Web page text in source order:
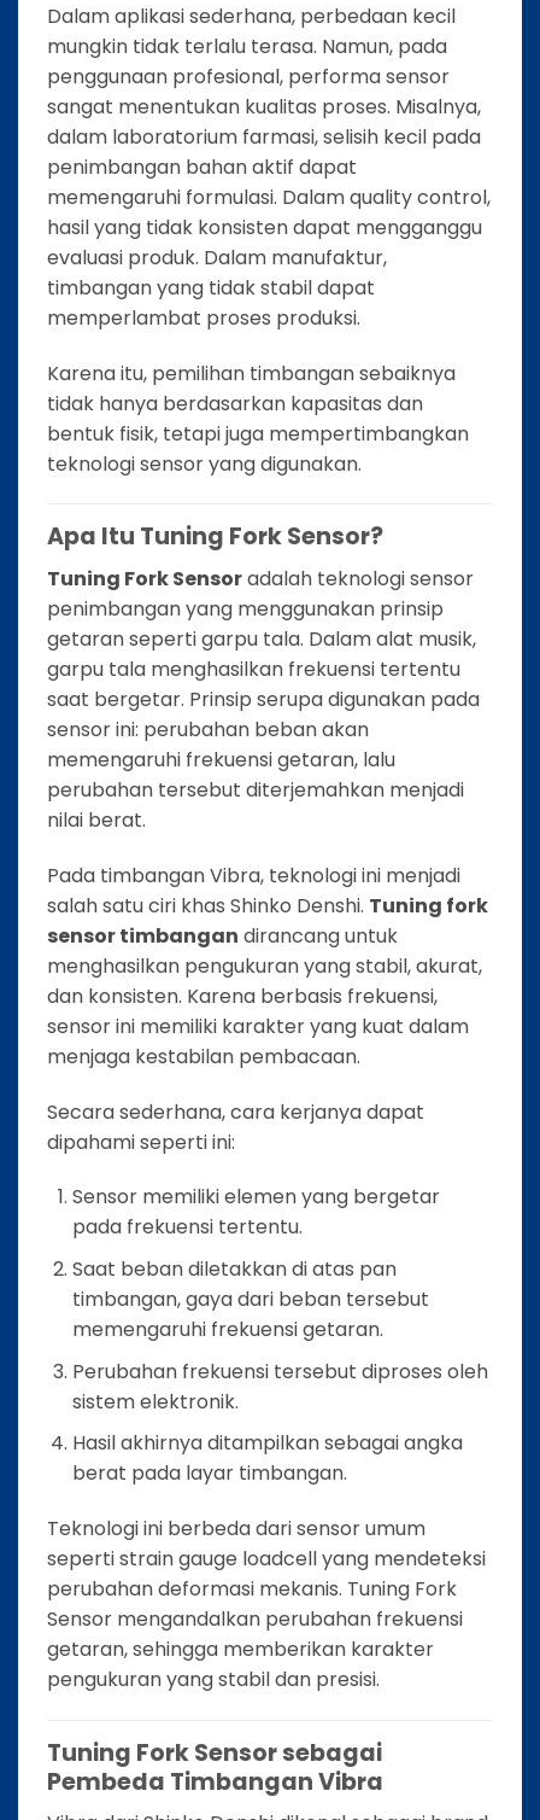
Dalam aplikasi sederhana, perbedaan kecil
mungkin tidak terlalu terasa. Namun, pada
penggunaan profesional, performa sensor
sangat menentukan kualitas proses. Misalnya,
dalam laboratorium farmasi, selisih kecil pada
penimbangan bahan aktif dapat
memengaruhi formulasi. Dalam quality control,
hasil yang tidak konsisten dapat mengganggu
evaluasi produk. Dalam manufaktur,
timbangan yang tidak stabil dapat
memperlambat proses produksi.
Karena itu, pemilihan timbangan sebaiknya
tidak hanya berdasarkan kapasitas dan
bentuk fisik, tetapi juga mempertimbangkan
teknologi sensor yang digunakan.
Apa Itu Tuning Fork Sensor?
Tuning Fork Sensoradalah teknologi sensor
penimbangan yang menggunakan prinsip
getaran seperti garpu tala. Dalam alat musik,
garpu tala menghasilkan frekuensi tertentu
saat bergetar. Prinsip serupa digunakan pada
sensor ini: perubahan beban akan
memengaruhi frekuensi getaran, lalu
perubahan tersebut diterjemahkan menjadi
nilai berat.
Pada timbangan Vibra, teknologi ini menjadi
salah satu ciri khas Shinko Denshi. Tuning fork
sensor timbangan dirancang untuk
menghasilkan pengukuran yang stabil, akurat,
dan konsisten. Karena berbasis frekuensi,
sensor ini memiliki karakter yang kuat dalam
menjaga kestabilan pembacaan.
Secara sederhana, cara kerjanya dapat
dipahami seperti ini:
Sensor memiliki elemen yang bergetar
pada frekuensi tertentu.
Saat beban diletakkan di atas pan
timbangan, gaya dari beban tersebut
memengaruhi frekuensi getaran.
Perubahan frekuensi tersebut diproses oleh
sistem elektronik.
Hasil akhirnya ditampilkan sebagai angka
berat pada layar timbangan.
Teknologi ini berbeda dari sensor umum
seperti strain gauge loadcell yang mendeteksi
perubahan deformasi mekanis. Tuning Fork
Sensor mengandalkan perubahan frekuensi
getaran, sehingga memberikan karakter
pengukuran yang stabil dan presisi.
Tuning Fork Sensor sebagai
Pembeda Timbangan Vibra